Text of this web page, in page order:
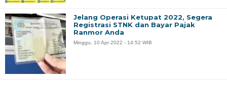
Jelang Operasi Ketupat 2022, Segera
Registrasi STNK dan Bayar Pajak
Ranmor Anda
Minggu, 10 Apr 2022 - 14:52 WIB